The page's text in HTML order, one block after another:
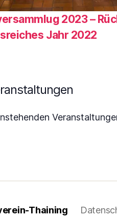
2023 –
Jahr 2022
Thaining